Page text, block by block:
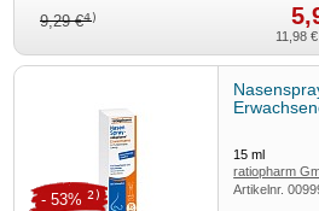
9,29 €4)
11,98 €
15ml
ratiopharm
Artikelnr.
- 53% 2)